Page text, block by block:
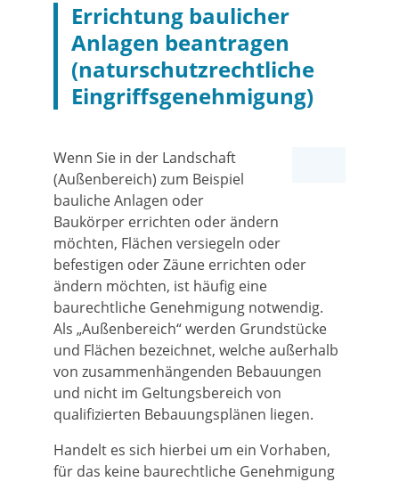
Errichtung baulicher
Anlagen beantragen
(naturschutzrechtliche
Eingriffsgenehmigung)
Wenn Sie in der Landschaft
(Außenbereich) zum Beispiel
bauliche Anlagen oder
Baukörper errichten oder ändern
möchten, Flächen versiegeln oder
befestigen oder Zäune errichten oder
ändern möchten, ist häufig eine
baurechtliche Genehmigung notwendig.
Als „Außenbereich“ werden Grundstücke
und Flächen bezeichnet, welche außerhalb
von zusammenhängenden Bebauungen
und nicht im Geltungsbereich von
qualifizierten Bebauungsplänen liegen.
Handelt es sich hierbei um ein Vorhaben,
für das keine baurechtliche Genehmigung